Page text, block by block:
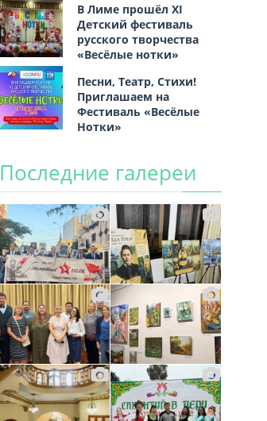
В Лиме прошёл XI
Детский фестиваль
русского творчества
«Весёлые нотки»
Песни, Театр, Стихи!
Приглашаем на
Фестиваль «Весёлые
Нотки»
Последние галереи